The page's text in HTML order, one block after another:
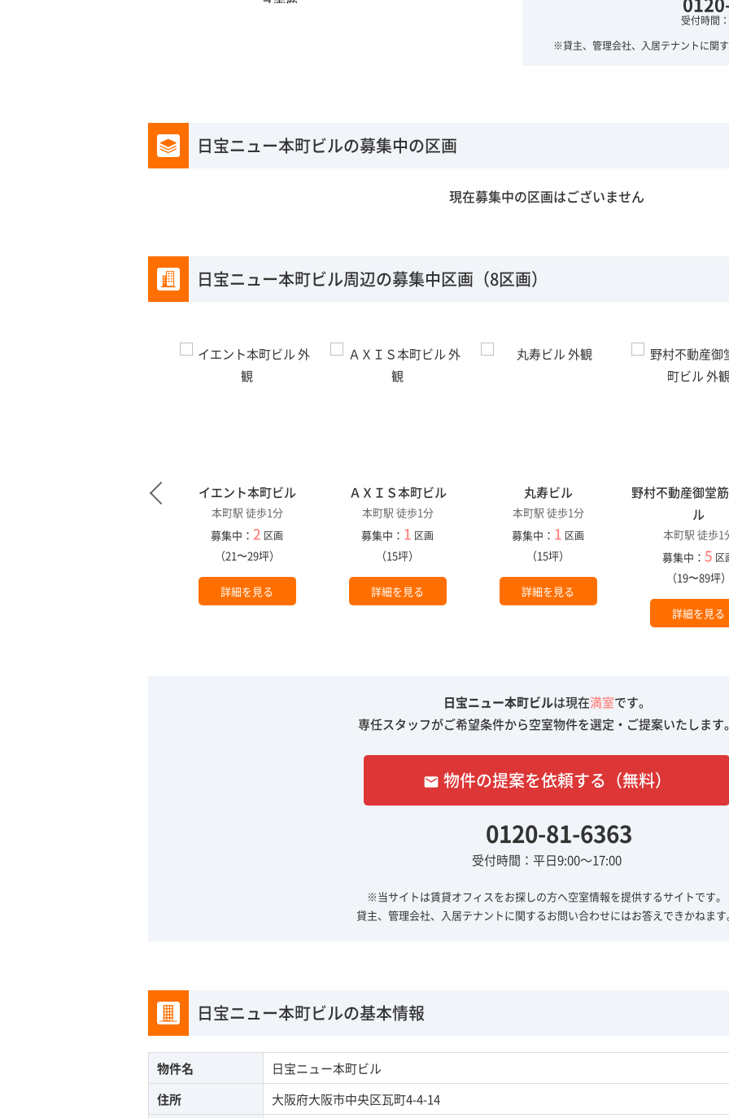
受付時間
※貸主、管理会社、入居テナントに関
日宝ニュー本町ビルの募集中の区画
現在募集中の区画はございません
日宝ニュー本町ビル周辺の募集中区画（8区画）
イエント本町ビル
本町駅 徒歩1分
募集中：2 区画
（21〜29坪）
詳細を見る
ＡＸＩＳ本町ビル
本町駅 徒歩1分
募集中： 1 区画
（15坪）
詳細を見る
丸寿ビル
本町駅 徒歩1分
募集中： 1 区画
（15坪）
詳細を見る
野村不動産御堂
ル
本町駅 徒歩1
募集中：5 区
（19〜89坪
詳細を見る
日宝ニュー本町ビルは現在満室です。
専任スタッフがご希望条件から空室物件を選定・ご提案いたします
email 物件の提案を依頼する（無料）
0120-81-6363
受付時間：平日9:00～17:00
※当サイトは賃貸オフィスをお探しの方へ空室情報を提供するサイトです。
貸主、管理会社、入居テナントに関するお問い合わせにはお答えできかねま
日宝ニュー本町ビルの基本情報
物件名
日宝ニュー本町ビル
住所
大阪府大阪市中央区瓦町4-4-14